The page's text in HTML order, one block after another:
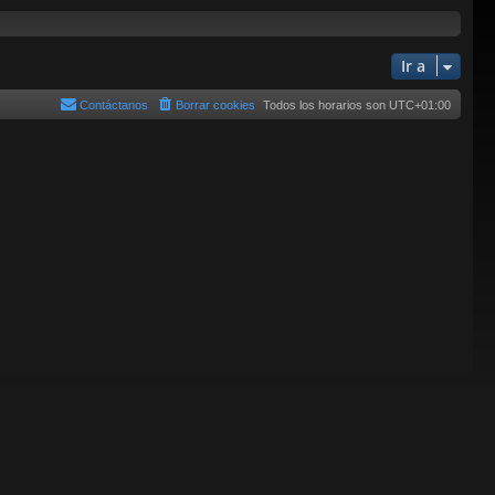
Ir a
Todos los horarios son UTC+01:00
Borrar cookies
Contáctanos